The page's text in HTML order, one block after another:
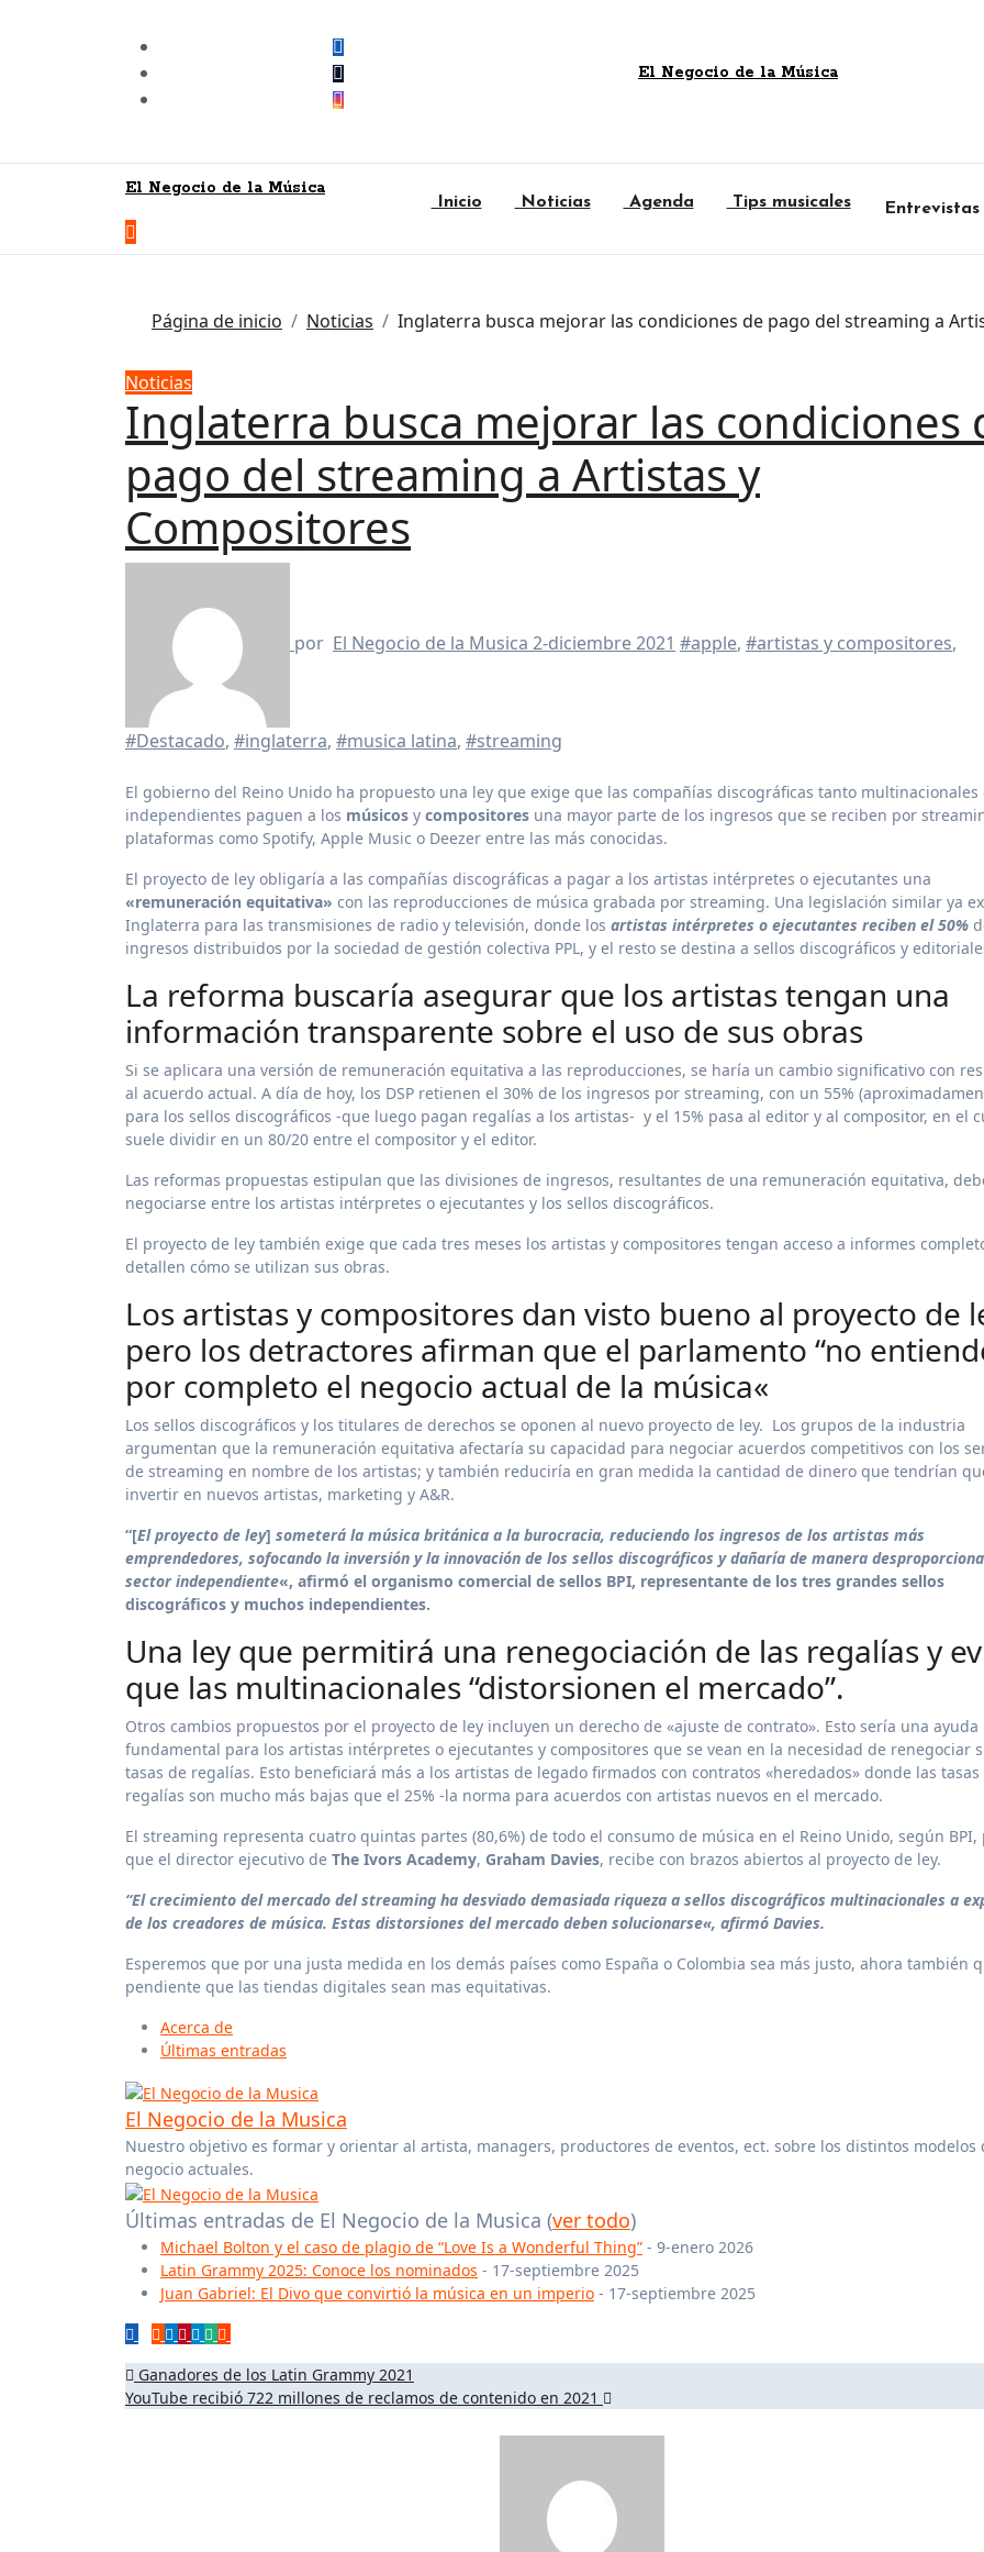
El Negocio de la Música
El Negocio de la Música
Inicio Noticias Agenda Tips musicales Entrevistas
Página de inicio Noticias Inglaterra busca mejorar las condiciones de pago del streaming a
Noticias
Inglaterra busca mejorar las condiciones
pago del streaming a Artistas y
Compositores
por El Negocio de la Musica 2-diciembre 2021 #apple, #artistas y compositores,
#Destacado, #inglaterra, #musica latina, #streaming
El gobierno del Reino Unido ha propuesto una ley que exige que las compañías discográficas tanto multinacionales como
independientes paguen a los músicos y compositores una mayor parte de los ingresos que se reciben por
plataformas como Spotify, Apple Music o Deezer entre las más conocidas.
El proyecto de ley obligaría a las compañías discográficas a pagar a los artistas intérpretes o ejecutantes una
«remuneración equitativa» con las reproducciones de música grabada por streaming. Una legislación similar ya
Inglaterra para las transmisiones de radio y televisión, donde los artistas intérpretes o ejecutantes reciben el 50%
ingresos distribuidos por la sociedad de gestión colectiva PPL, y el resto se destina a sellos discográficos y
La reforma buscaría asegurar que los artistas tengan una
información transparente sobre el uso de sus obras
Si se aplicara una versión de remuneración equitativa a las reproducciones, se haría un cambio significativo con
al acuerdo actual. A día de hoy, los DSP retienen el 30% de los ingresos por streaming, con un 55%
para los sellos discográficos -que luego pagan regalías a los artistas- y el 15% pasa al editor y al compositor, en el
suele dividir en un 80/20 entre el compositor y el editor.
Las reformas propuestas estipulan que las divisiones de ingresos, resultantes de una remuneración equitativa,
negociarse entre los artistas intérpretes o ejecutantes y los sellos discográficos.
El proyecto de ley también exige que cada tres meses los artistas y compositores tengan acceso a informes
detallen cómo se utilizan sus obras.
Los artistas y compositores dan visto bueno al proyecto de
pero los detractores afirman que el parlamento “no
por completo el negocio actual de la música«
Los sellos discográficos y los titulares de derechos se oponen al nuevo proyecto de ley. Los grupos de la industria
argumentan que la remuneración equitativa afectaría su capacidad para negociar acuerdos competitivos con los
de streaming en nombre de los artistas; y también reduciría en gran medida la cantidad de dinero que tendrían
invertir en nuevos artistas, marketing y A&R.
“[El proyecto de ley] someterá la música británica a la burocracia, reduciendo los ingresos de los artistas más
emprendedores, sofocando la inversión y la innovación de los sellos discográficos y dañaría de manera
sector independiente«, afirmó el organismo comercial de sellos BPI, representante de los tres grandes sellos
discográficos y muchos independientes.
Una ley que permitirá una renegociación de las regalías y
que las multinacionales “distorsionen el mercado”.
Otros cambios propuestos por el proyecto de ley incluyen un derecho de «ajuste de contrato». Esto sería una ayuda
fundamental para los artistas intérpretes o ejecutantes y compositores que se vean en la necesidad de renegociar
tasas de regalías. Esto beneficiará más a los artistas de legado firmados con contratos «heredados» donde las tasas
regalías son mucho más bajas que el 25% -la norma para acuerdos con artistas nuevos en el mercado.
El streaming representa cuatro quintas partes (80,6%) de todo el consumo de música en el Reino Unido, según BPI,
que el director ejecutivo de The Ivors Academy, Graham Davies, recibe con brazos abiertos al proyecto de ley.
“El crecimiento del mercado del streaming ha desviado demasiada riqueza a sellos discográficos multinacionales a
de los creadores de música. Estas distorsiones del mercado deben solucionarse«, afirmó Davies.
Esperemos que por una justa medida en los demás países como España o Colombia sea más justo, ahora también
pendiente que las tiendas digitales sean mas equitativas.
Acerca de
Últimas entradas
El Negocio de la Musica
Nuestro objetivo es formar y orientar al artista, managers, productores de eventos, ect. sobre los distintos modelos
negocio actuales.
Últimas entradas de El Negocio de la Musica (ver todo)
Michael Bolton y el caso de plagio de “Love Is a Wonderful Thing” - 9-enero 2026
Latin Grammy 2025: Conoce los nominados - 17-septiembre 2025
Juan Gabriel: El Divo que convirtió la música en un imperio - 17-septiembre 2025
Navegación
de
Ganadores de los Latin Grammy 2021
YouTube recibió 722 millones de reclamos de contenido en 2021